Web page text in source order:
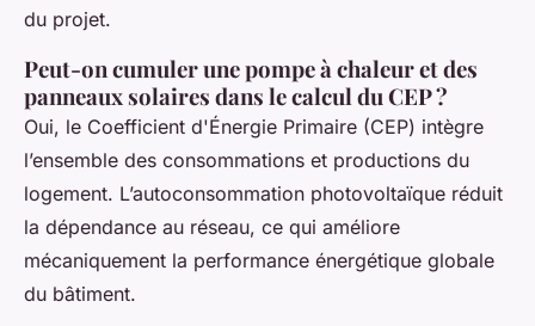
du projet.
Peut-on cumuler une pompe à chaleur et des
panneaux solaires dans le calcul du CEP ?
Oui, le Coefficient d'Énergie Primaire (CEP) intègre
l’ensemble des consommations et productions du
logement. L’autoconsommation photovoltaïque réduit
la dépendance au réseau, ce qui améliore
mécaniquement la performance énergétique globale
du bâtiment.